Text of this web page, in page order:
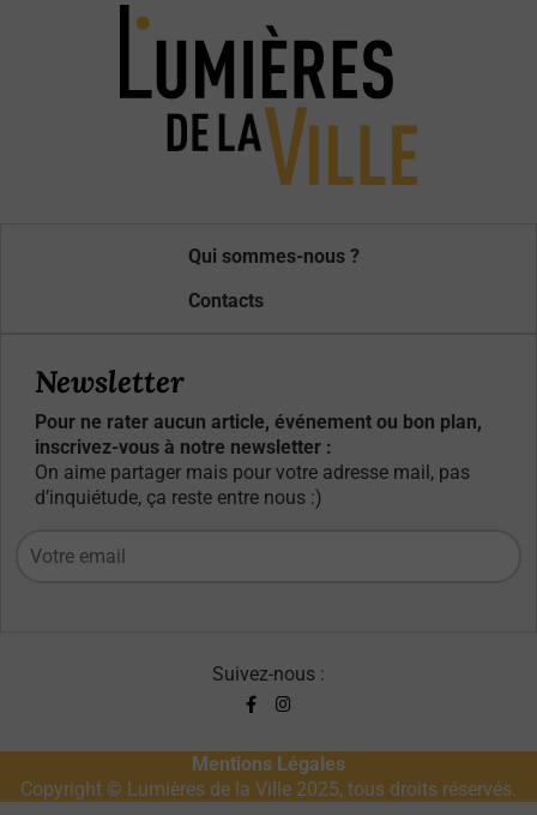
Qui sommes-nous ?
Contacts
Newsletter
Pour ne rater aucun article, événement ou bon plan,
inscrivez-vous à notre newsletter :
On aime partager mais pour votre adresse mail, pas
d’inquiétude, ça reste entre nous :)
Suivez-nous :
Mentions Légales
Copyright © Lumières de la Ville 2025, tous droits réservés.